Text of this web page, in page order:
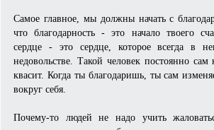
Самое главное, мы должны начать с
что благодарность - это начало твоего
сердце - это сердце, которое всегда в
недовольстве. Такой человек постоянно сам
квасит. Когда ты благодаришь, ты сам
вокруг себя.
Почему-то людей не надо учить